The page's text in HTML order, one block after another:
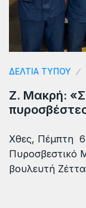
ΔΕΛΤΙΑ ΤΥΠΟΥ
Ζ. Μακρή:
Χθες, Πέμπτη
Πυροσβεστικό
βουλευτή